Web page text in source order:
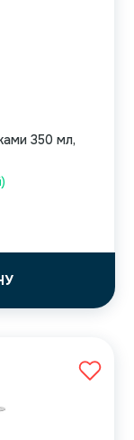
350 мл,